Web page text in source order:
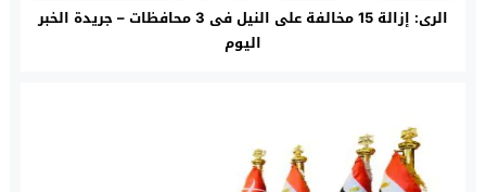
الرى: إزالة 15 مخالفة على النيل فى 3 محافظات – جريدة الخبر
اليوم